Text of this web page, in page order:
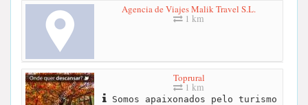
Agencia de Viajes Malik Travel S.L.
1 km
Toprural
1 km
Somos apaixonados pelo turismo